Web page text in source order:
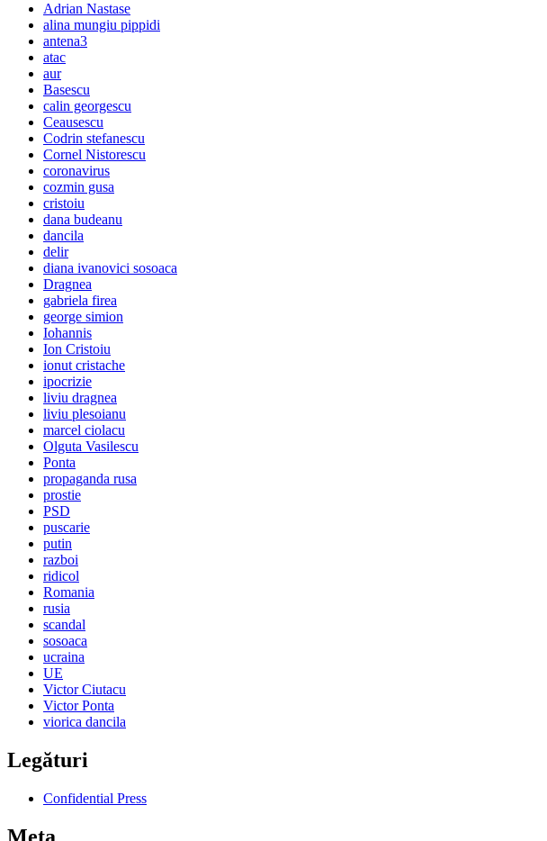
Adrian Nastase
alina mungiu pippidi
antena3
atac
aur
Basescu
calin georgescu
Ceausescu
Codrin stefanescu
Cornel Nistorescu
coronavirus
cozmin gusa
cristoiu
dana budeanu
dancila
delir
diana ivanovici sosoaca
Dragnea
gabriela firea
george simion
Iohannis
Ion Cristoiu
ionut cristache
ipocrizie
liviu dragnea
liviu plesoianu
marcel ciolacu
Olguta Vasilescu
Ponta
propaganda rusa
prostie
PSD
puscarie
putin
razboi
ridicol
Romania
rusia
scandal
sosoaca
ucraina
UE
Victor Ciutacu
Victor Ponta
viorica dancila
Legături
Confidential Press